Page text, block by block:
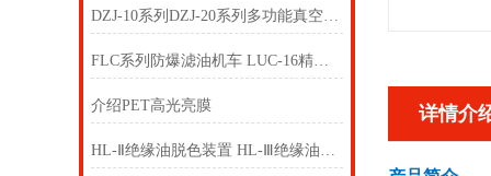
DZJ-10系列DZJ-20系列多功能真空滤油机
FLC系列防爆滤油机车 LUC-16精细滤油车
介绍PET高光亮膜
HL-Ⅱ绝缘油脱色装置 HL-Ⅲ绝缘油脱色装置
详情介